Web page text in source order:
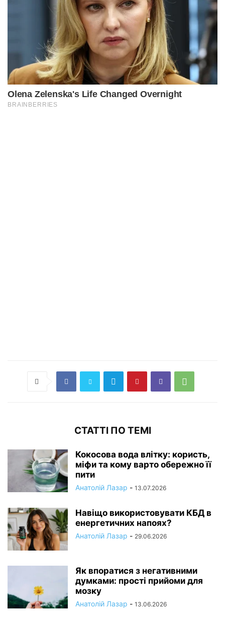
СТАТТІ ПО ТЕМІ
Кокосова вода влітку: користь,
міфи та кому варто обережно її
пити
Анатолій Лазар - 13.07.2026
Навіщо використовувати КБД в
енергетичних напоях?
Анатолій Лазар - 29.06.2026
Як впоратися з негативними
думками: прості прийоми для
мозку
Анатолій Лазар - 13.06.2026